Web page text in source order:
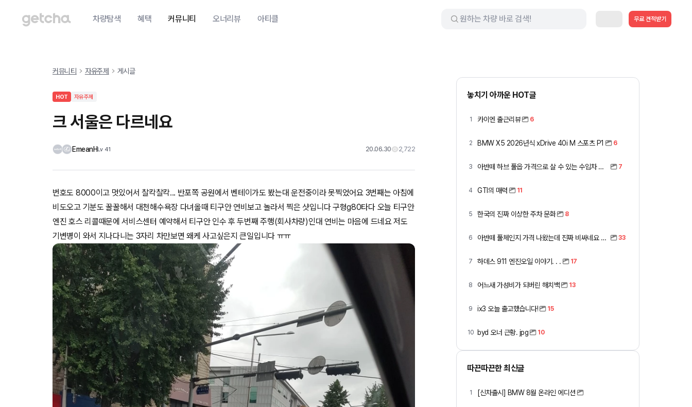
차량탐색 혜택 커뮤니티 오너리뷰 아티클 무료 견적받기
커뮤니티 자유주제 게시글
HOT 자유주제
크 서울은 다르네요
EmeanHLv 41 20.06.30 2,722
번호도 8000이고 멋있어서 찰칵찰칵... 반포쪽 공원에서 벤테이가도 봤는대 운전중이라 못찍었어요 3번째는 아침에
비도오고 기분도 꿀꿀해서 대천해수욕장 다녀올때 티구안 연비보고 놀라서 찍은 샷입니다 구형g80타다 오늘 티구안
엔진 호스 리콜때문에 서비스센터 예약해서 티구안 인수 후 두번째 주행(회사차량)인대 연비는 마음에 드네요 저도
기변병이 와서 지나다니는 3자리 차만보면 왜케 사고싶은지 큰일입니다 ㅠㅠ
놓치기 아까운 HOT글
1 카이엔 출근리뷰 6
2 BMW X5 2026년식 xDrive 40i M 스포츠 P1 6
3 아반떼 하브 풀옵 가격으로 살 수 있는 수입차 모아봤습니다 (중고 포함) 7
4 GTI의 매력 11
5 한국의 진짜 이상한 주차 문화 8
6 아반떼 풀체인지 가격 나왔는데 진짜 비싸네요 ㅎㅎ 33
7 하데스 911 엔진오일 이야기. . . 17
8 어느새 가성비가 되버린 해치백 13
9 ix3 오늘 출고했습니다! 15
10 byd 오너 근황. jpg 10
따끈따끈한 최신글
1 [신차출시] BMW 8월 온라인 에디션